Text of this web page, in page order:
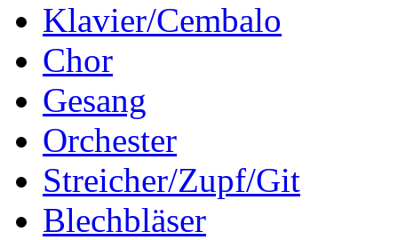
Klavier/Cembalo
Chor
Gesang
Orchester
Streicher/Zupf/Git
Blechbläser